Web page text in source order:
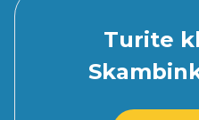
Turite